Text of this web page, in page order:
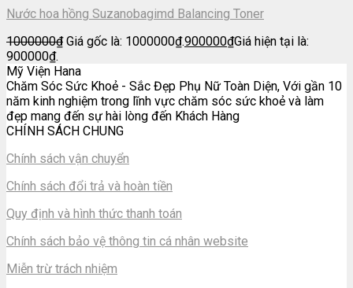
Nước hoa hồng Suzanobagimd Balancing Toner
1000000₫ Giá gốc là: 1000000₫.900000₫Giá hiện tại là:
900000₫.
Mỹ Viện Hana
Chăm Sóc Sức Khoẻ - Sắc Đẹp Phụ Nữ Toàn Diện, Với gần 10
năm kinh nghiệm trong lĩnh vực chăm sóc sức khoẻ và làm
đẹp mang đến sự hài lòng đến Khách Hàng
CHÍNH SÁCH CHUNG
Chính sách vận chuyển
Chính sách đổi trả và hoàn tiền
Quy định và hình thức thanh toán
Chính sách bảo vệ thông tin cá nhân website
Miễn trừ trách nhiệm